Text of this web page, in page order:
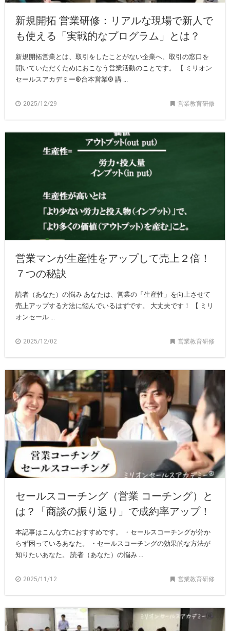
新規開拓 営業研修：リアルな現場で新人で
も使える「実戦的なプログラム」とは？
新規開拓営業とは、取引をしたことがない企業へ、取引の窓口を
開いていただくためにおこなう営業活動のことです。 【 ミリオン
セールスアカデミー®︎台本営業®︎ 講 ...
2025/12/29 営業教育研修
営業マンが生産性をアップして売上２倍！
７つの秘訣
読者（あなた）の悩み あなたは、営業の「生産性」を向上させて
売上アップする方法に悩んでいるはずです。 大丈夫です！ 【 ミリ
オンセール ...
2025/12/02 営業教育研修
セールスコーチング（営業 コーチング）と
は？「商談の振り返り」で成約率アップ！
本記事はこんな方におすすめです。 ・セールスコーチングが分か
らず困っているあなた。 ・セールスコーチングの効果的な方法が
知りたいあなた。 読者（あなた）の悩み ...
2025/11/12 営業教育研修